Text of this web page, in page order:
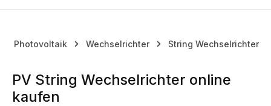
Photovoltaik Wechselrichter String Wechselrichter
PV String Wechselrichter online
kaufen